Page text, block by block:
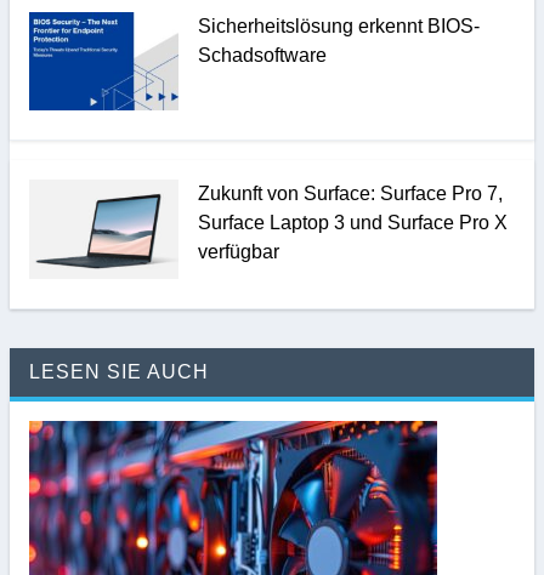
Sicherheitslösung erkennt BIOS-
Schadsoftware
Zukunft von Surface: Surface Pro 7,
Surface Laptop 3 und Surface Pro X
verfügbar
LESEN SIE AUCH